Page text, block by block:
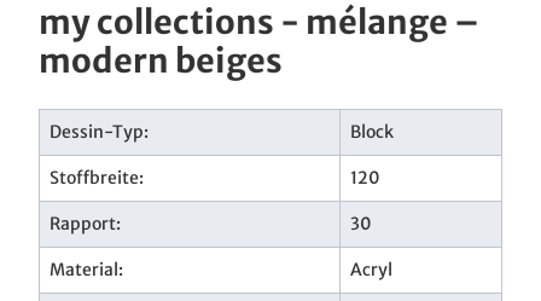
my collections - mélange –
modern beiges
Dessin-Typ: Block
Stoffbreite: 120
Rapport: 30
Material: Acryl